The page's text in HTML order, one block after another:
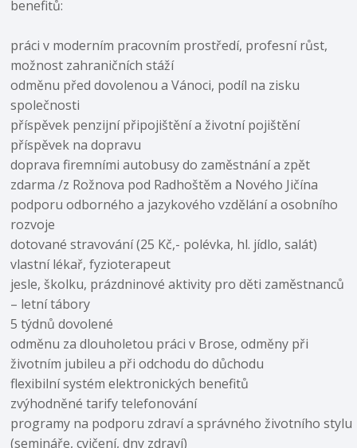
benefitů:
práci v moderním pracovním prostředí, profesní růst,
možnost zahraničních stáží
odměnu před dovolenou a Vánoci, podíl na zisku
společnosti
příspěvek penzijní připojištění a životní pojištění
příspěvek na dopravu
doprava firemními autobusy do zaměstnání a zpět
zdarma /z Rožnova pod Radhoštěm a Nového Jičína
podporu odborného a jazykového vzdělání a osobního
rozvoje
dotované stravování (25 Kč,- polévka, hl. jídlo, salát)
vlastní lékař, fyzioterapeut
jesle, školku, prázdninové aktivity pro děti zaměstnanců
– letní tábory
5 týdnů dovolené
odměnu za dlouholetou práci v Brose, odměny při
životním jubileu a při odchodu do důchodu
flexibilní systém elektronických benefitů
zvýhodněné tarify telefonování
programy na podporu zdraví a správného životního stylu
(semináře, cvičení, dny zdraví)